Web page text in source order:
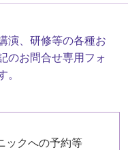
演、研修等の各種お
のお問合せ専用フォ
。
ックへの予約等